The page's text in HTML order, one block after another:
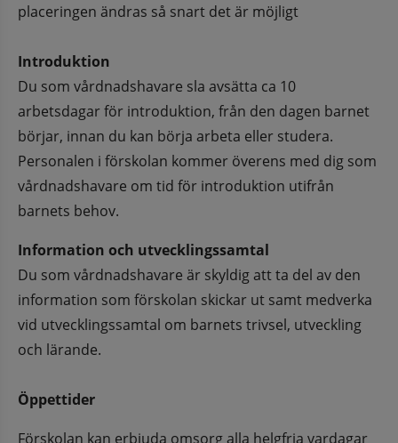
placeringen ändras så snart det är möjligt
Introduktion
Du som vårdnadshavare sla avsätta ca 10
arbetsdagar för introduktion, från den dagen barnet
börjar, innan du kan börja arbeta eller studera.
Personalen i förskolan kommer överens med dig som
vårdnadshavare om tid för introduktion utifrån
barnets behov.
Information och utvecklingssamtal
Du som vårdnadshavare är skyldig att ta del av den
information som förskolan skickar ut samt medverka
vid utvecklingssamtal om barnets trivsel, utveckling
och lärande.
Öppettider
Förskolan kan erbjuda omsorg alla helgfria vardagar